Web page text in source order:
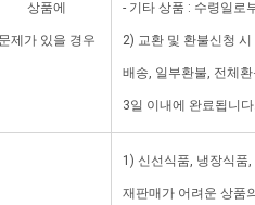
상품에
문제가 있을 경우
- 기타 상품 : 수령일로
2) 교환 및 환불신청
배송, 일부환불, 전체
3일 이내에 완료됩니
1) 신선식품, 냉장식품
재판매가 어려운 상품